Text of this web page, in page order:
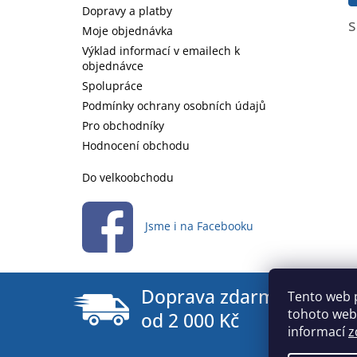
Tento web
tohoto
informací
Dopravy a platby
Moje objednávka
Výklad informací v emailech k
objednávce
Spolupráce
Podmínky ochrany osobních údajů
Pro obchodníky
Hodnocení obchodu
Do velkoobchodu
Jsme i na Facebooku
Doprava zdarma
od 2 000 Kč